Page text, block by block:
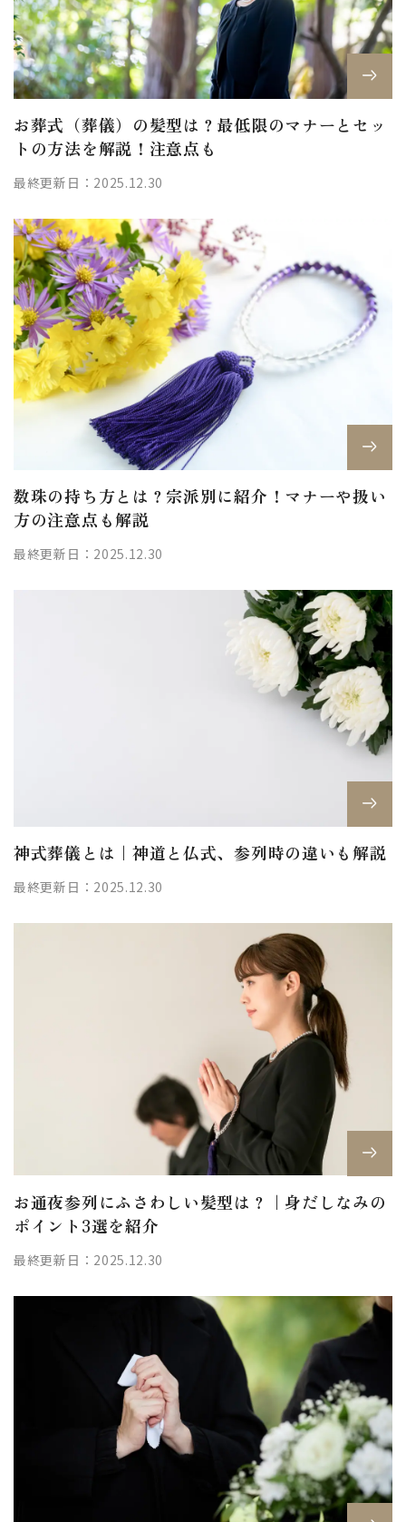
お葬式（葬儀）の髪型は？最低限のマナーとセッ
トの方法を解説！注意点も
最終更新日：2025.12.30
数珠の持ち方とは？宗派別に紹介！マナーや扱い
方の注意点も解説
最終更新日：2025.12.30
神式葬儀とは｜神道と仏式、参列時の違いも解説
最終更新日：2025.12.30
お通夜参列にふさわしい髪型は？｜身だしなみの
ポイント3選を紹介
最終更新日：2025.12.30